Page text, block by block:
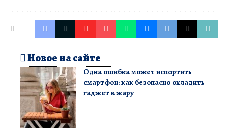
Новое на сайте
Одна ошибка может испортить
смартфон: как безопасно охладить
гаджет в жару